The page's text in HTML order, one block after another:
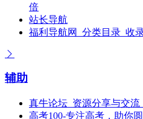
倍
站长导航
福利导航网_分类目录_收
辅助
真牛论坛_资源分享与交流
高考100-专注高考，助你圆